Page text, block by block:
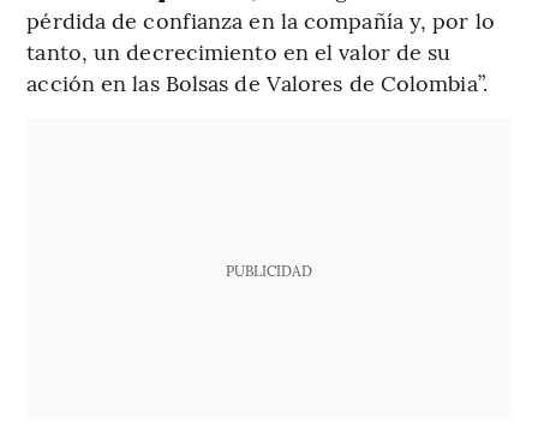
pérdida de confianza en la compañía y, por lo
tanto, un decrecimiento en el valor de su
acción en las Bolsas de Valores de Colombia”.
PUBLICIDAD